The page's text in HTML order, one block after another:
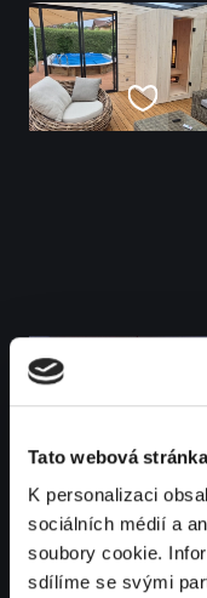
Tato webová
K personalizaci
sociálních médií a
soubory cookie.
sdílíme se svými